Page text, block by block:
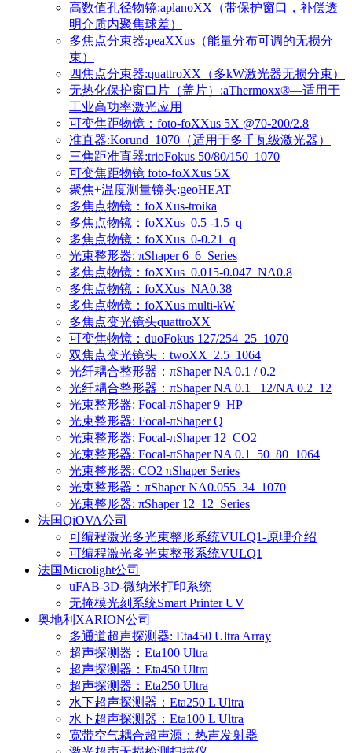
高数值孔径物镜:aplanoXX（带保护窗口，补偿透
明介质内聚焦球差）
多焦点分束器:peaXXus（能量分布可调的无损分
束）
四焦点分束器:quattroXX（多kW激光器无损分束）
无热化保护窗口片（盖片）:aThermoxx®—适用于
工业高功率激光应用
可变焦距物镜：foto-foXXus 5X @70-200/2.8
准直器:Korund_1070（适用于多千瓦级激光器）
三焦距准直器:trioFokus 50/80/150_1070
可变焦距物镜 foto-foXXus 5X
聚焦+温度测量镜头:geoHEAT
多焦点物镜：foXXus-troika
多焦点物镜：foXXus_0.5 -1.5_q
多焦点物镜：foXXus_0-0.21_q
光束整形器: πShaper 6_6_Series
多焦点物镜：foXXus_0.015-0.047_NA0.8
多焦点物镜：foXXus_NA0.38
多焦点物镜：foXXus multi-kW
多焦点变光镜头quattroXX
可变焦物镜：duoFokus 127/254_25_1070
双焦点变光镜头：twoXX_2.5_1064
光纤耦合整形器：πShaper NA 0.1 / 0.2
光纤耦合整形器：πShaper NA 0.1 _12/NA 0.2_12
光束整形器: Focal-πShaper 9_HP
光束整形器: Focal-πShaper Q
光束整形器: Focal-πShaper 12_CO2
光束整形器: Focal-πShaper NA 0.1_50_80_1064
光束整形器: CO2 πShaper Series
光束整形器：πShaper NA0.055_34_1070
光束整形器: πShaper 12_12_Series
法国QiOVA公司
可编程激光多光束整形系统VULQ1-原理介绍
可编程激光多光束整形系统VULQ1
法国Microlight公司
uFAB-3D-微纳米打印系统
无掩模光刻系统Smart Printer UV
奥地利XARION公司
多通道超声探测器: Eta450 Ultra Array
超声探测器：Eta100 Ultra
超声探测器：Eta450 Ultra
超声探测器：Eta250 Ultra
水下超声探测器：Eta250 L Ultra
水下超声探测器：Eta100 L Ultra
宽带空气耦合超声源：热声发射器